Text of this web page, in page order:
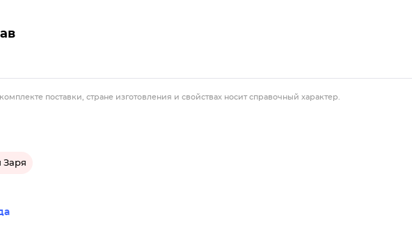
поставки, стране изготовления и свойствах носит справочный характер.
Заря